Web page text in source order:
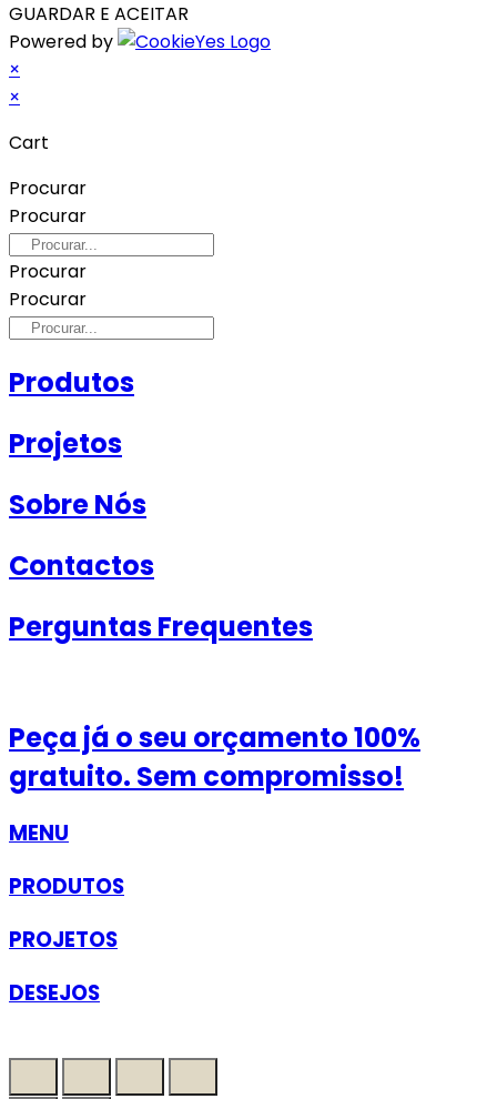
GUARDAR E ACEITAR
Powered by
×
×
Cart
Procurar
Procurar
Procurar
Procurar
Produtos
Projetos
Sobre Nós
Contactos
Perguntas Frequentes
Peça já o seu orçamento 100%
gratuito. Sem compromisso!
MENU
PRODUTOS
PROJETOS
DESEJOS